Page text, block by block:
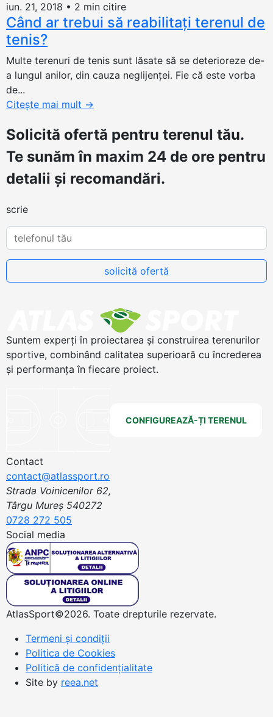
iun. 21, 2018 • 2 min citire
Când ar trebui să reabilitați terenul de
tenis?
Multe terenuri de tenis sunt lăsate să se deterioreze de-
a lungul anilor, din cauza neglijenței. Fie că este vorba
de...
Citește mai mult →
Solicită ofertă pentru terenul tău.
Te sunăm în maxim 24 de ore pentru
detalii și recomandări.
scrie
Suntem experți în proiectarea și construirea terenurilor
sportive, combinând calitatea superioară cu încrederea
și performanța în fiecare proiect.
CONFIGUREAZĂ-ȚI TERENUL
Contact
contact@atlassport.ro
Strada Voinicenilor 62,
Târgu Mureș 540272
0728 272 505
Social media
AtlasSport©2026. Toate drepturile rezervate.
Termeni și condiții
Politica de Cookies
Politică de confidențialitate
Site by reea.net